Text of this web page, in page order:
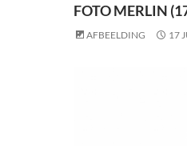
FOTO MERLIN
AFBEELDING 17